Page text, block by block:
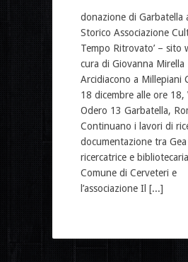
donazione di Garbatella
Storico Associazione
Tempo Ritrovato’ – sito
cura di Giovanna Mirella
Arcidiacono a Millepiani
18 dicembre alle ore 18,
Odero 13 Garbatella,
Continuano i lavori di
documentazione tra
ricercatrice e
Comune di Cerveteri e
l’associazione Il [...]